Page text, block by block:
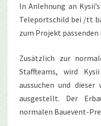
In Anlehnung an
Teleportschild bei /tt
zum Projekt
Zusätzlich zur
Staffteams, wird
aussuchen und
ausgestellt. Der
normalen Bauevent-